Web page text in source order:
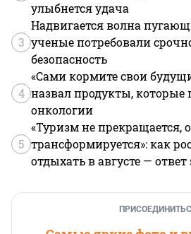
улыбнется удача
3
Надвигается волна
ученые потребовали
безопасность
4
«Сами кормите свои
назвал продукты, которые
онкологии
5
«Туризм не прекращается,
трансформируется»: как
отдыхать в августе — ответ